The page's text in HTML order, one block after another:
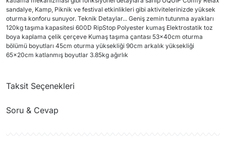
sandalye, Kamp, Piknik ve festival etkinlikleri gibi aktivitelerinizde yüksek
oturma konforu sunuyor. Teknik Detaylar... Geniş zemin tutunma ayakları
120kg taşıma kapasitesi 600D RipStop Polyester kumaş Elektrostatik toz
boya kaplama çelik çerçeve Kumaş taşıma çantası 53x40cm oturma
bölümü boyutları 45cm oturma yüksekliği 90cm arkalık yüksekliği
65x20cm katlanmış boyutlar 3.85kg ağırlık
Taksit Seçenekleri
Soru & Cevap